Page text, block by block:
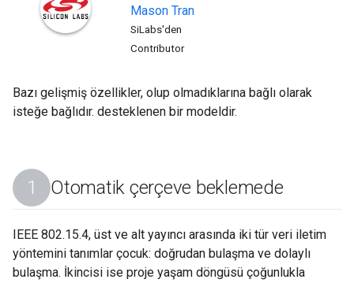
Mason Tran
SiLabs'den
Contributor
Bazı gelişmiş özellikler, olup olmadıklarına bağlı olarak
isteğe bağlıdır. desteklenen bir modeldir.
Otomatik çerçeve beklemede
IEEE 802.15.4, üst ve alt yayıncı arasında iki tür veri iletim
yöntemini tanımlar çocuk: doğrudan bulaşma ve dolaylı
bulaşma. İkincisi ise proje yaşam döngüsü çoğunlukla